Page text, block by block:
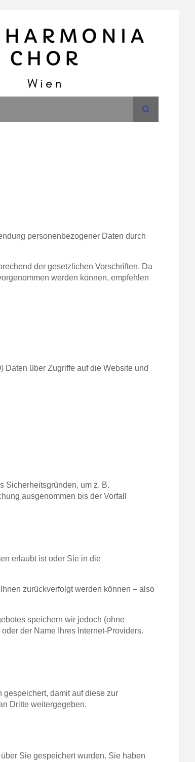
Search
personenbezogener Daten durch
der gesetzlichen Vorschriften. Da
werden können, empfehlen
Daten über Zugriffe auf die Website und
Sicherheitsgründen, um z. B.
ausgenommen bis der Vorfall
erlaubt ist oder Sie in die
zurückverfolgt werden können – also
speichern wir jedoch (ohne
der Name Ihres Internet-Providers.
damit auf diese zur
Dritte weitergegeben.
Sie gespeichert wurden. Sie haben